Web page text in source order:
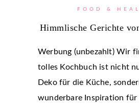
FOOD &
Himmlische Gerichte
Werbung (unbezahlt) Wir
tolles Kochbuch ist nicht
Deko für die Küche,
wunderbare Inspiration